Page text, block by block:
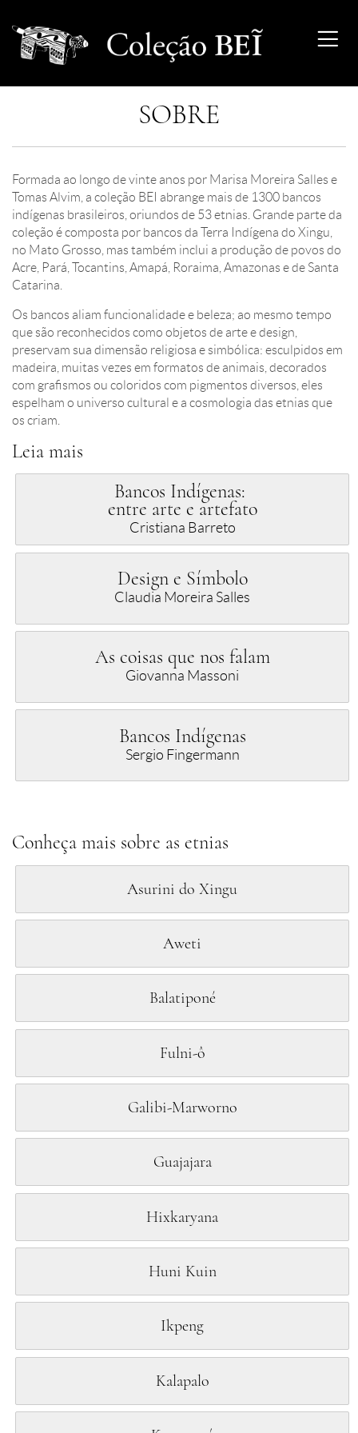
SOBRE
Formada ao longo de vinte anos por Marisa Moreira Salles e
Tomas Alvim, a coleção BEI abrange mais de 1300 bancos
indígenas brasileiros, oriundos de 53 etnias. Grande parte da
coleção é composta por bancos da Terra Indígena do Xingu,
no Mato Grosso, mas também inclui a produção de povos do
Acre, Pará, Tocantins, Amapá, Roraima, Amazonas e de Santa
Catarina.
Os bancos aliam funcionalidade e beleza; ao mesmo tempo
que são reconhecidos como objetos de arte e design,
preservam sua dimensão religiosa e simbólica: esculpidos em
madeira, muitas vezes em formatos de animais, decorados
com grafismos ou coloridos com pigmentos diversos, eles
espelham o universo cultural e a cosmologia das etnias que
os criam.
Leia mais
Bancos Indígenas:
entre arte e artefato
Cristiana Barreto
Design e Símbolo
Claudia Moreira Salles
As coisas que nos falam
Giovanna Massoni
Bancos Indígenas
Sergio Fingermann
Conheça mais sobre as etnias
Asurini do Xingu
Aweti
Balatiponé
Fulni-ô
Galibi-Marworno
Guajajara
Hixkaryana
Huni Kuin
Ikpeng
Kalapalo